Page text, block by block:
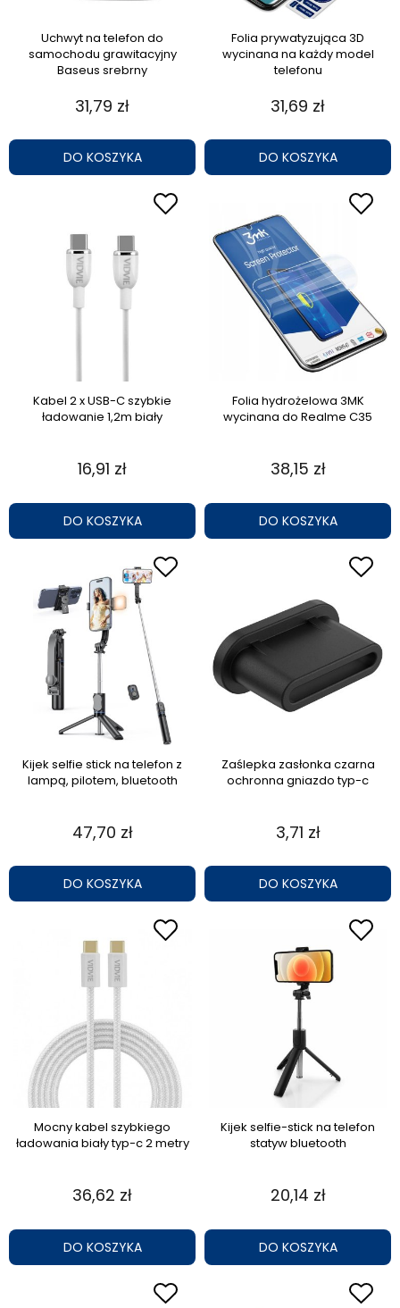
Uchwyt na telefon do
samochodu grawitacyjny
Baseus srebrny
31,79 zł
DO KOSZYKA
Folia prywatyzująca 3D
wycinana na każdy model
telefonu
31,69 zł
DO KOSZYKA
Kabel 2 x USB-C szybkie
ładowanie 1,2m biały
16,91 zł
DO KOSZYKA
Folia hydrożelowa 3MK
wycinana do Realme C35
38,15 zł
DO KOSZYKA
Kijek selfie stick na telefon z
lampą, pilotem, bluetooth
47,70 zł
DO KOSZYKA
Zaślepka zasłonka czarna
ochronna gniazdo typ-c
3,71 zł
DO KOSZYKA
Mocny kabel szybkiego
ładowania biały typ-c 2 metry
36,62 zł
DO KOSZYKA
Kijek selfie-stick na telefon
statyw bluetooth
20,14 zł
DO KOSZYKA